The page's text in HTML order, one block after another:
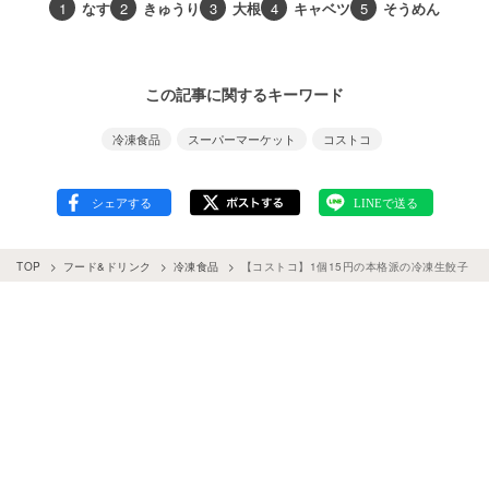
1 なす 2 きゅうり 3 大根 4 キャベツ 5 そうめん
この記事に関するキーワード
冷凍食品 スーパーマーケット コストコ
TOP フード&ドリンク 冷凍食品 【コストコ】1個15円の本格派の冷凍生餃子！